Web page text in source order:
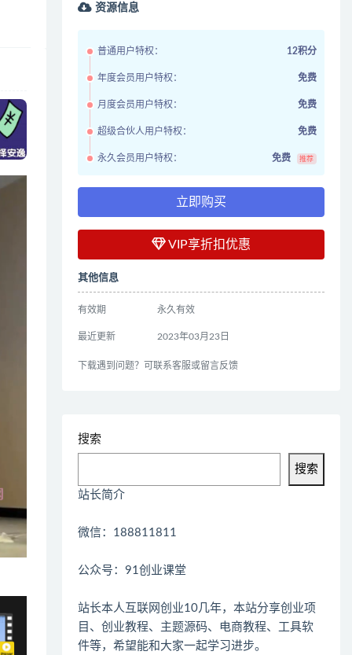
资源信息
普通用户特权： 12积分
年度会员用户特权： 免费
月度会员用户特权： 免费
超级合伙人用户特权： 免费
永久会员用户特权： 免费 推荐
立即购买
VIP享折扣优惠
其他信息
有效期 永久有效
最近更新 2023年03月23日
下载遇到问题？可联系客服或留言反馈
搜索
搜索
站长简介
微信：188811811
公众号：91创业课堂
站长本人互联网创业10几年，本站分享创业项
目、创业教程、主题源码、电商教程、工具软
件等，希望能和大家一起学习进步。